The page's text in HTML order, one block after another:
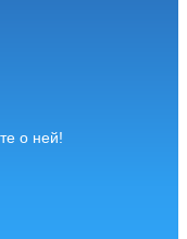
о ней!